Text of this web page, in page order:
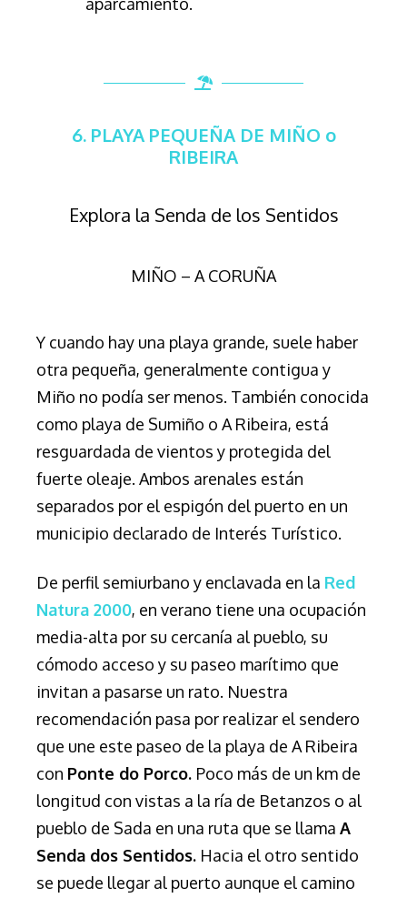
6. PLAYA PEQUEÑA DE MIÑO o
RIBEIRA
Explora la Senda de los Sentidos
MIÑO – A CORUÑA
Y cuando hay una playa grande, suele haber
otra pequeña, generalmente contigua y
Miño no podía ser menos. También conocida
como playa de Sumiño o A Ribeira, está
resguardada de vientos y protegida del
fuerte oleaje. Ambos arenales están
separados por el espigón del puerto en un
municipio declarado de Interés Turístico.
De perfil semiurbano y enclavada en la Red
Natura 2000, en verano tiene una ocupación
media-alta por su cercanía al pueblo, su
cómodo acceso y su paseo marítimo que
invitan a pasarse un rato. Nuestra
recomendación pasa por realizar el sendero
que une este paseo de la playa de A Ribeira
con Ponte do Porco. Poco más de un km de
longitud con vistas a la ría de Betanzos o al
pueblo de Sada en una ruta que se llama A
Senda dos Sentidos. Hacia el otro sentido
se puede llegar al puerto aunque el camino